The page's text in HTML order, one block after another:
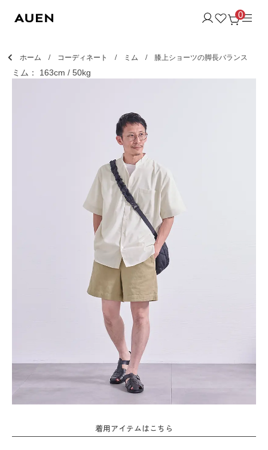
0
ホーム コーディネート ミム 膝上ショーツの脚長バランス
ミム： 163cm / 50kg
着用アイテムはこちら